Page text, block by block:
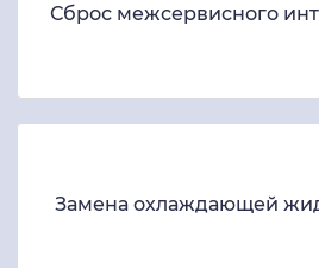
Сброс межсервисного
Замена охлаждающей